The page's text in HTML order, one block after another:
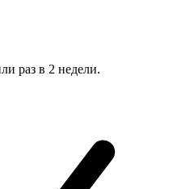
раз в 2 недели.